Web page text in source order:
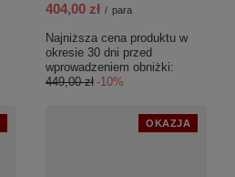
404,00 zł / para
Najniższa cena produktu w
okresie 30 dni przed
wprowadzeniem obniżki:
449,00 zł -10%
OKAZJA